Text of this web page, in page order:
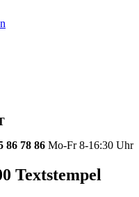
86 78 86 Mo-Fr 8-16:30 Uhr
Textstempel